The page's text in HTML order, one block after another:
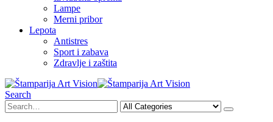
Lampe
Merni pribor
Lepota
Antistres
Sport i zabava
Zdravlje i zaštita
Search